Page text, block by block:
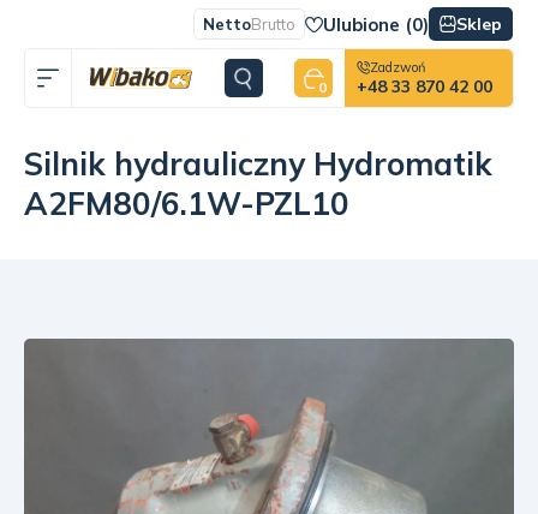
NettoBrutto Ulubione (0) Sklep
0
Zadzwoń
+48 33 870 42 00
Silnik hydrauliczny Hydromatik
A2FM80/6.1W-PZL10